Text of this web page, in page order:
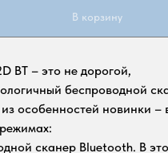
В корзину
BT – это не дорогой,
беспроводной
особенностей новинки –
сканер Bluetooth. В